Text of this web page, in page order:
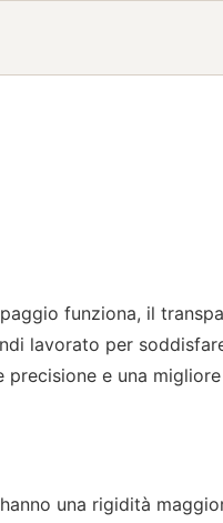
funziona, il
lavorato per
e una
una rigidità